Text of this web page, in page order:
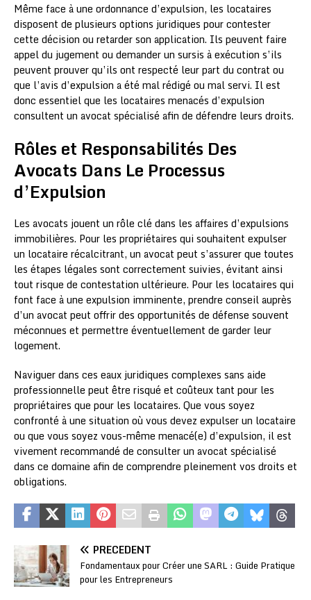
Même face à une ordonnance d’expulsion, les locataires
disposent de plusieurs options juridiques pour contester
cette décision ou retarder son application. Ils peuvent faire
appel du jugement ou demander un sursis à exécution s’ils
peuvent prouver qu’ils ont respecté leur part du contrat ou
que l’avis d’expulsion a été mal rédigé ou mal servi. Il est
donc essentiel que les locataires menacés d’expulsion
consultent un avocat spécialisé afin de défendre leurs droits.
Rôles et Responsabilités Des
Avocats Dans Le Processus
d’Expulsion
Les avocats jouent un rôle clé dans les affaires d’expulsions
immobilières. Pour les propriétaires qui souhaitent expulser
un locataire récalcitrant, un avocat peut s’assurer que toutes
les étapes légales sont correctement suivies, évitant ainsi
tout risque de contestation ultérieure. Pour les locataires qui
font face à une expulsion imminente, prendre conseil auprès
d’un avocat peut offrir des opportunités de défense souvent
méconnues et permettre éventuellement de garder leur
logement.
Naviguer dans ces eaux juridiques complexes sans aide
professionnelle peut être risqué et coûteux tant pour les
propriétaires que pour les locataires. Que vous soyez
confronté à une situation où vous devez expulser un locataire
ou que vous soyez vous-même menacé(e) d’expulsion, il est
vivement recommandé de consulter un avocat spécialisé
dans ce domaine afin de comprendre pleinement vos droits et
obligations.
PRÉCÉDENT
Fondamentaux pour Créer une SARL : Guide Pratique
pour les Entrepreneurs